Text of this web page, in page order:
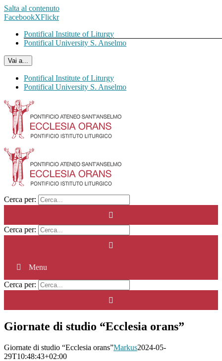
Salta al contenuto
FacebookXFlickr
Pontifical Institute of Liturgy
Pontifical University S. Anselmo
Vai a...
Pontifical Institute of Liturgy
Pontifical University S. Anselmo
Cerca per:
Cerca per:
Menu
Cerca per:
Giornate di studio “Ecclesia orans”
Giornate di studio “Ecclesia orans”Markus2024-05-
29T10:48:43+02:00